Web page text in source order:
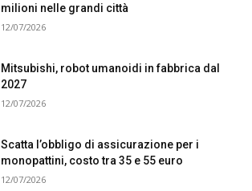
milioni nelle grandi città
12/07/2026
Mitsubishi, robot umanoidi in fabbrica dal
2027
12/07/2026
Scatta l’obbligo di assicurazione per i
monopattini, costo tra 35 e 55 euro
12/07/2026